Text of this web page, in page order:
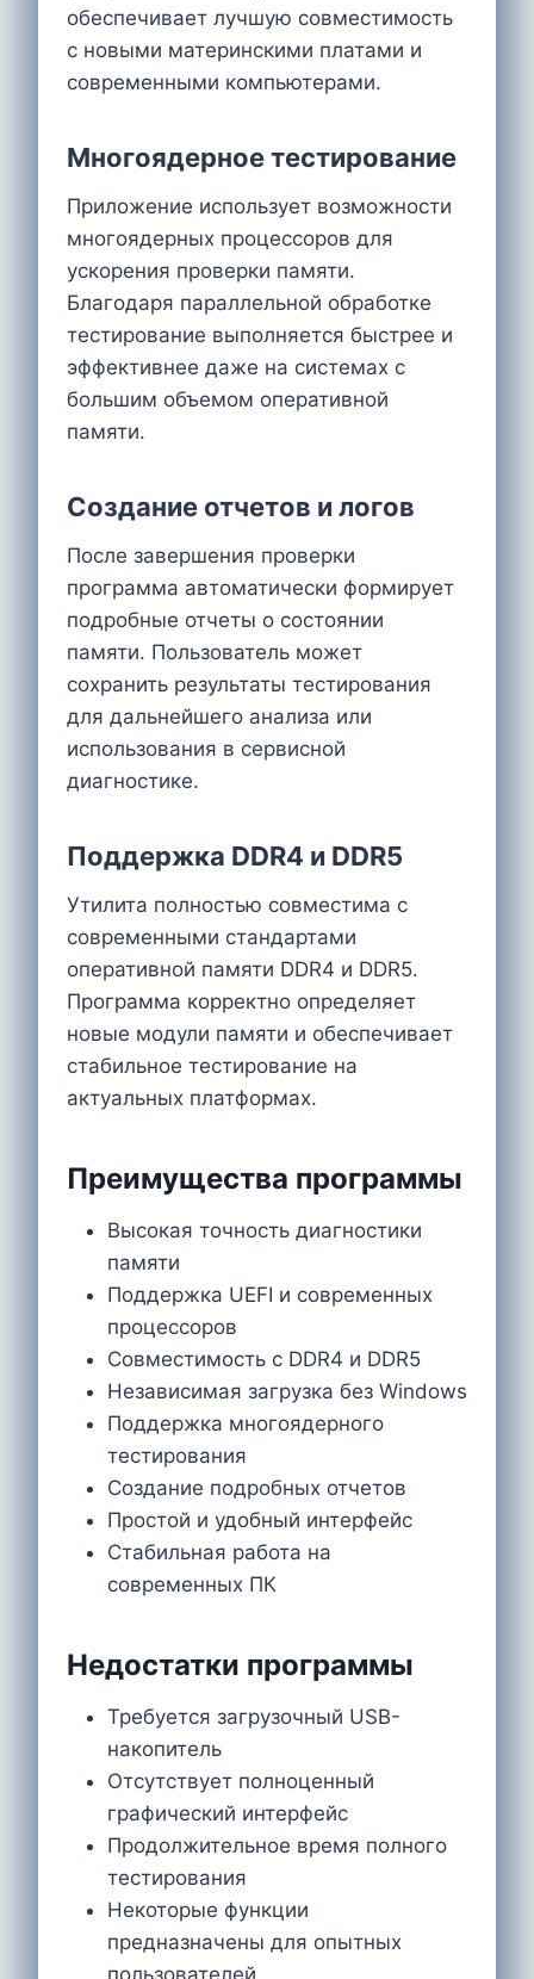
обеспечивает лучшую совместимость
с новыми материнскими платами и
современными компьютерами.
Многоядерное тестирование
Приложение использует возможности
многоядерных процессоров для
ускорения проверки памяти.
Благодаря параллельной обработке
тестирование выполняется быстрее и
эффективнее даже на системах с
большим объемом оперативной
памяти.
Создание отчетов и логов
После завершения проверки
программа автоматически формирует
подробные отчеты о состоянии
памяти. Пользователь может
сохранить результаты тестирования
для дальнейшего анализа или
использования в сервисной
диагностике.
Поддержка DDR4 и DDR5
Утилита полностью совместима с
современными стандартами
оперативной памяти DDR4 и DDR5.
Программа корректно определяет
новые модули памяти и обеспечивает
стабильное тестирование на
актуальных платформах.
Преимущества программы
Высокая точность диагностики
памяти
Поддержка UEFI и современных
процессоров
Совместимость с DDR4 и DDR5
Независимая загрузка без Windows
Поддержка многоядерного
тестирования
Создание подробных отчетов
Простой и удобный интерфейс
Стабильная работа на
современных ПК
Недостатки программы
Требуется загрузочный USB-
накопитель
Отсутствует полноценный
графический интерфейс
Продолжительное время полного
тестирования
Некоторые функции
предназначены для опытных